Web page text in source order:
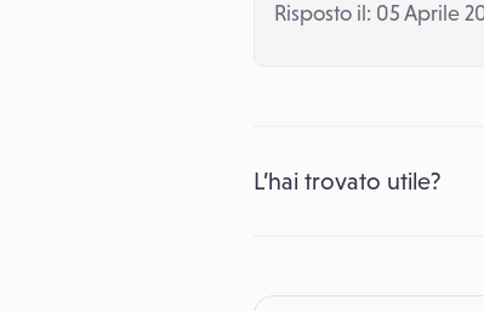
Risposto il: 05 Aprile
L’hai trovato utile?